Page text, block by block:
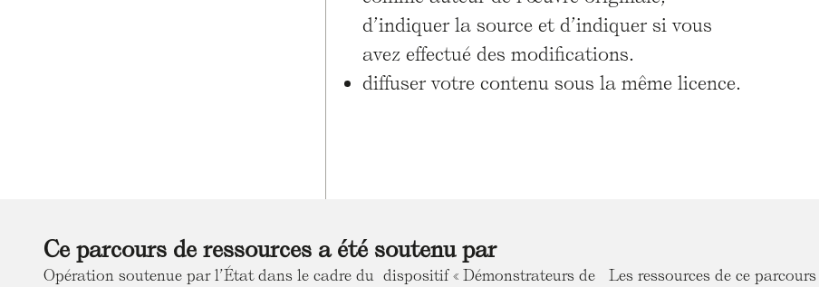
d’indiquer la source et d’indiquer si vous
avez effectué des modifications.
diffuser votre contenu sous la même licence.
Ce parcours de ressources a été soutenu par
Opération soutenue par l’État dans le cadre du dispositif « Démonstrateurs de
Les ressources de ce